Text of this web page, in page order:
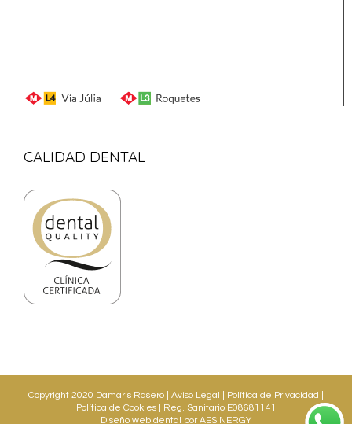
CALIDAD DENTAL
Copyright 2020 Damaris Rasero | Aviso Legal Política de Privacidad
Política de Cookies| Reg. Sanitario E08681141
Diseño web dental por AESINERGY